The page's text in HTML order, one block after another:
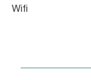
Wifi